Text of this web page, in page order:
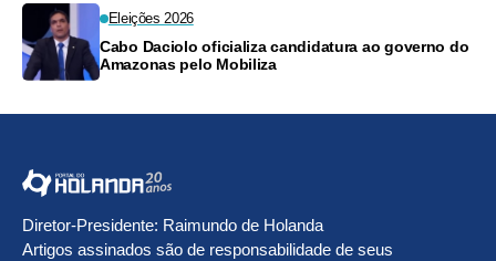
Eleições 2026
Cabo Daciolo oficializa candidatura ao governo do
Amazonas pelo Mobiliza
Diretor-Presidente: Raimundo de Holanda
Artigos assinados são de responsabilidade de seus